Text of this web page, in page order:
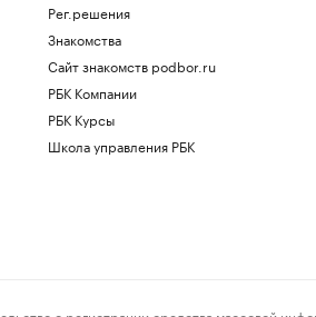
Рег.решения
Знакомства
Сайт знакомств podbor.ru
РБК Компании
РБК Курсы
Школа управления РБК